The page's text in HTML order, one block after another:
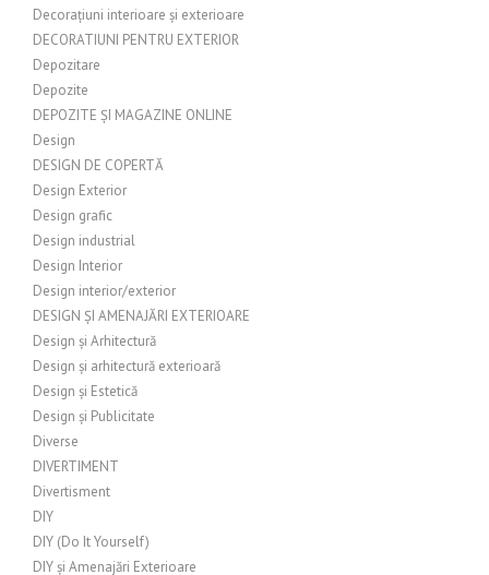
Decorațiuni interioare și exterioare
DECORATIUNI PENTRU EXTERIOR
Depozitare
Depozite
DEPOZITE ȘI MAGAZINE ONLINE
Design
DESIGN DE COPERTĂ
Design Exterior
Design grafic
Design industrial
Design Interior
Design interior/exterior
DESIGN ȘI AMENAJĂRI EXTERIOARE
Design și Arhitectură
Design și arhitectură exterioară
Design și Estetică
Design și Publicitate
Diverse
DIVERTIMENT
Divertisment
DIY
DIY (Do It Yourself)
DIY și Amenajări Exterioare